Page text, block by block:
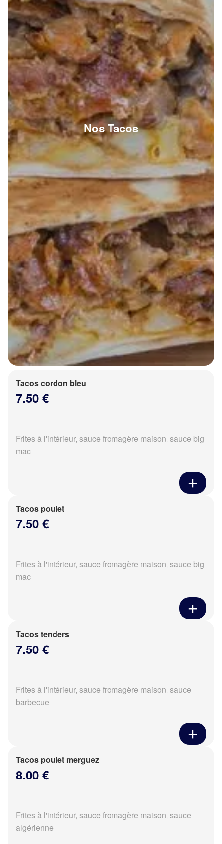
Nos Tacos
Tacos cordon bleu
7.50 €
Frites à l'intérieur, sauce fromagère maison, sauce big
mac
Tacos poulet
7.50 €
Frites à l'intérieur, sauce fromagère maison, sauce big
mac
Tacos tenders
7.50 €
Frites à l'intérieur, sauce fromagère maison, sauce
barbecue
Tacos poulet merguez
8.00 €
Frites à l'intérieur, sauce fromagère maison, sauce
algérienne